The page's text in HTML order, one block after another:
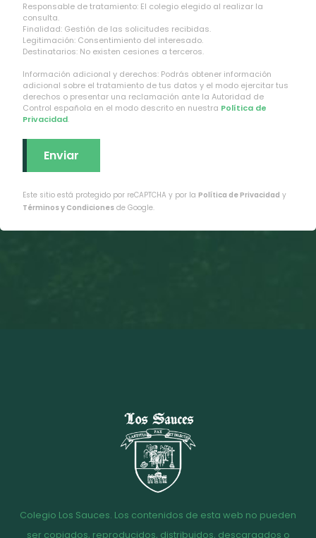
Responsable de tratamiento: El colegio elegido al realizar la
consulta.
Finalidad: Gestión de las solicitudes recibidas.
Legitimación: Consentimiento del interesado.
Destinatarios: No existen cesiones a terceros.
Información adicional y derechos: Podrás obtener información
adicional sobre el tratamiento de tus datos y el modo ejercitar tus
derechos o presentar una reclamación ante la Autoridad de
Control española en el modo descrito en nuestra Política de
Privacidad.
Este sitio está protegido por reCAPTCHA y por la Política de Privacidad y
Términos y Condiciones de Google.
Colegio Los Sauces. Los contenidos de esta web no pueden
ser copiados, reproducidos, distribuidos, descargados o